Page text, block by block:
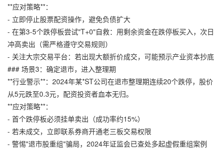
**应对策略**：
- 立即停止股票配资操作，避免负债扩大
- 在第3-5个跌停板尝试"T+0"自救：用剩余资金在跌停板买入，次日
冲高卖出（需严格遵守交易规则）
- 关注大宗交易平台：若出现大额折价成交，可能预示产业资本抄底
### 场景3：确定退市，进入整理期
**行业警示**：2024年某*ST公司在退市整理期连续20个跌停，股价
从5元跌至0.3元，配资投资者血本无归。
**应对策略**：
- 首个跌停板必须挂单卖出（成功率约15%）
- 若未成交，立即联系券商开通老三板交易权限
- 警惕"退市股重组"骗局，2024年证监会已查处多起虚假重组案例